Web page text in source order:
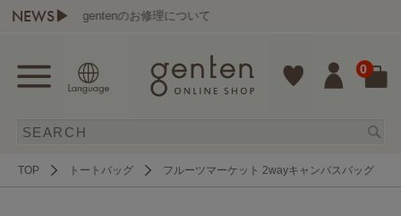
NEWS▶gentenのお修理について
0
TOP トートバッグ フルーツマーケット 2wayキャンバスバッグ